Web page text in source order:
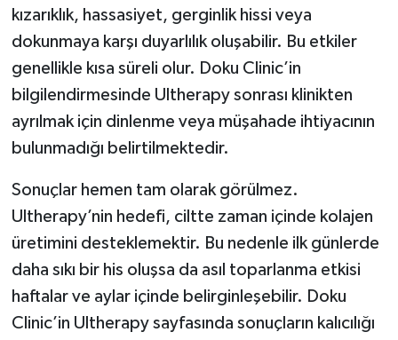
kızarıklık, hassasiyet, gerginlik hissi veya
dokunmaya karşı duyarlılık oluşabilir. Bu etkiler
genellikle kısa süreli olur. Doku Clinic’in
bilgilendirmesinde Ultherapy sonrası klinikten
ayrılmak için dinlenme veya müşahade ihtiyacının
bulunmadığı belirtilmektedir.
Sonuçlar hemen tam olarak görülmez.
Ultherapy’nin hedefi, ciltte zaman içinde kolajen
üretimini desteklemektir. Bu nedenle ilk günlerde
daha sıkı bir his oluşsa da asıl toparlanma etkisi
haftalar ve aylar içinde belirginleşebilir. Doku
Clinic’in Ultherapy sayfasında sonuçların kalıcılığı